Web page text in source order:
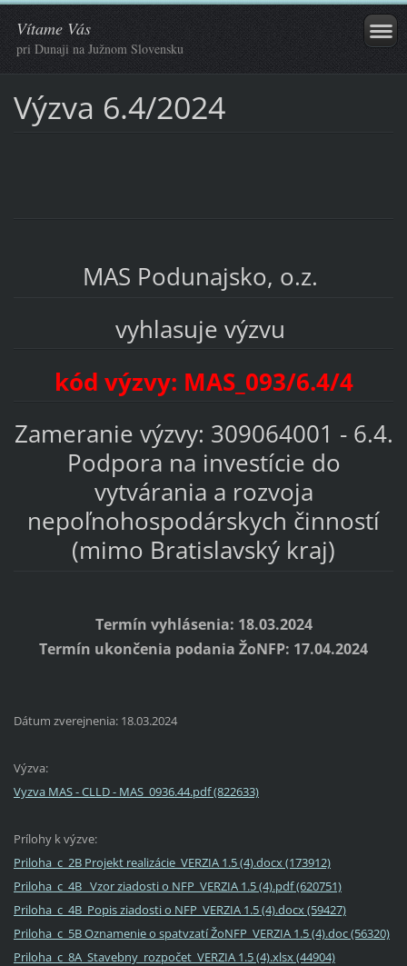
Vítame Vás
pri Dunaji na Južnom Slovensku
Výzva 6.4/2024
MAS Podunajsko, o.z.
vyhlasuje výzvu
kód výzvy: MAS_093/6.4/4
Zameranie výzvy: 309064001 - 6.4.
Podpora na investície do
vytvárania a rozvoja
nepoľnohospodárskych činností
(mimo Bratislavský kraj)
Termín vyhlásenia: 18.03.2024
Termín ukončenia podania ŽoNFP: 17.04.2024
Dátum zverejnenia: 18.03.2024
Výzva:
Vyzva MAS - CLLD - MAS_0936.44.pdf (822633)
Prílohy k výzve:
Priloha_c_2B Projekt realizácie_VERZIA 1.5 (4).docx (173912)
Priloha_c_4B_ Vzor ziadosti o NFP_VERZIA 1.5 (4).pdf (620751)
Priloha_c_4B_Popis ziadosti o NFP_VERZIA 1.5 (4).docx (59427)
Priloha_c_5B Oznamenie o spatvzatí ŽoNFP_VERZIA 1.5 (4).doc (56320)
Priloha_c_8A_Stavebny_rozpočet_VERZIA 1.5 (4).xlsx (44904)